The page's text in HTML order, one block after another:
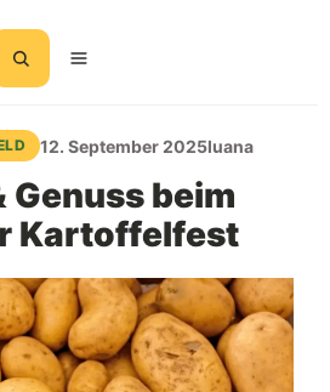
Suchen
12. September 2025luana
Genuss beim
Kartoffelfest